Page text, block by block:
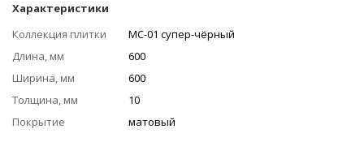
Характеристики
Коллекция плитки
MC-01 супер-чёрный
Длина, мм
600
Ширина, мм
600
Толщина, мм
10
Покрытие
матовый